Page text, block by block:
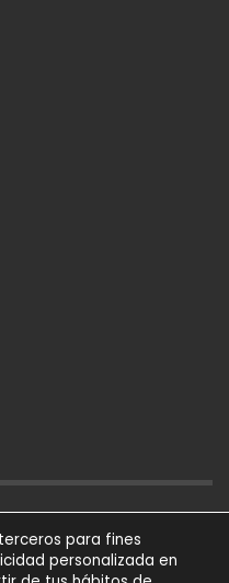
POLÍTICA DE COOKIES
para fines
personalizada en